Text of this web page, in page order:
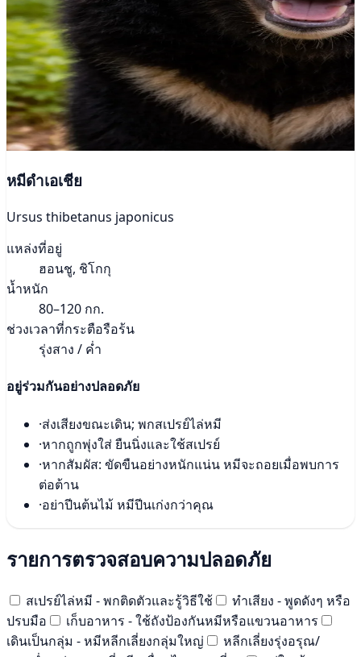
หมีดำเอเชีย
Ursus thibetanus japonicus
แหล่งที่อยู่
ฮอนชู, ชิโกกุ
น้ำหนัก
80–120 กก.
ช่วงเวลาที่กระตือรือร้น
รุ่งสาง / ค่ำ
อยู่ร่วมกันอย่างปลอดภัย
·ส่งเสียงขณะเดิน; พกสเปรย์ไล่หมี
·หากถูกพุ่งใส่ ยืนนิ่งและใช้สเปรย์
·หากสัมผัส: ขัดขืนอย่างหนักแน่น หมีจะถอยเมื่อพบการ
ต่อต้าน
·อย่าปีนต้นไม้ หมีปีนเก่งกว่าคุณ
รายการตรวจสอบความปลอดภัย
สเปรย์ไล่หมี - พกติดตัวและรู้วิธีใช้
ทำเสียง - พูดดังๆ หรือ
ปรบมือ
เก็บอาหาร - ใช้ถังป้องกันหมีหรือแขวนอาหาร
เดินเป็นกลุ่ม - หมีหลีกเลี่ยงกลุ่มใหญ่
หลีกเลี่ยงรุ่งอรุณ/